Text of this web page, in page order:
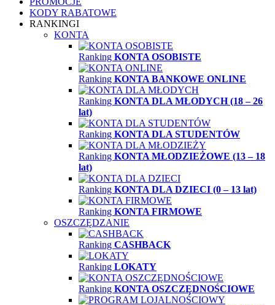
KODY RABATOWE
RANKINGI
KONTA
Ranking KONTA OSOBISTE
Ranking KONTA BANKOWE ONLINE
Ranking KONTA DLA MŁODYCH (18 – 26
lat)
Ranking KONTA DLA STUDENTÓW
Ranking KONTA MŁODZIEŻOWE (13 – 18
lat)
Ranking KONTA DLA DZIECI (0 – 13 lat)
Ranking KONTA FIRMOWE
OSZCZĘDZANIE
Ranking CASHBACK
Ranking LOKATY
Ranking KONTA OSZCZĘDNOŚCIOWE